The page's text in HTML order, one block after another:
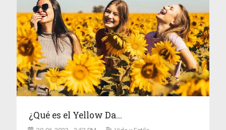
¿Qué es el Yellow Da...